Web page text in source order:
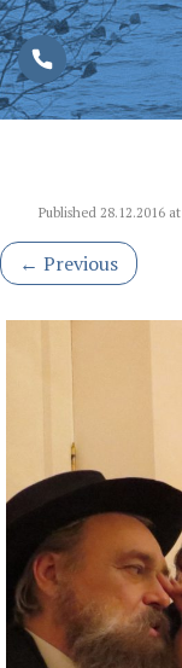
Published 28.12.2016 at
← Previous